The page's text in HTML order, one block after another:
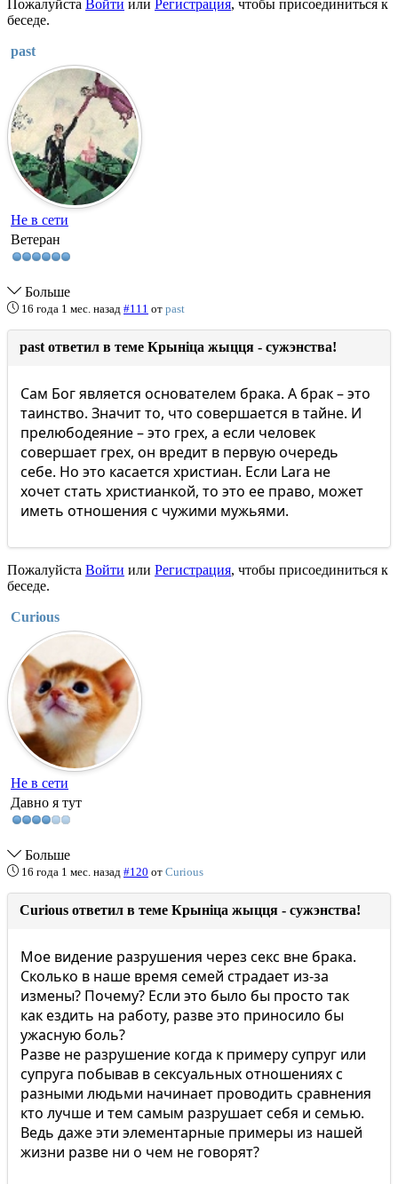
Пожалуйста Войти или Регистрация, чтобы присоединиться к
беседе.
past
Не в сети
Ветеран
Больше
16 года 1 мес. назад #111 от past
past ответил в теме Крыніца жыцця - сужэнства!
Сам Бог является основателем брака. А брак – это
таинство. Значит то, что совершается в тайне. И
прелюбодеяние – это грех, а если человек
совершает грех, он вредит в первую очередь
себе. Но это касается христиан. Если Lara не
хочет стать христианкой, то это ее право, может
иметь отношения с чужими мужьями.
Пожалуйста Войти или Регистрация, чтобы присоединиться к
беседе.
Curious
Не в сети
Давно я тут
Больше
16 года 1 мес. назад #120 от Curious
Curious ответил в теме Крыніца жыцця - сужэнства!
Мое видение разрушения через секс вне брака.
Сколько в наше время семей страдает из-за
измены? Почему? Если это было бы просто так
как ездить на работу, разве это приносило бы
ужасную боль?
Разве не разрушение когда к примеру супруг или
супруга побывав в сексуальных отношениях с
разными людьми начинает проводить сравнения
кто лучше и тем самым разрушает себя и семью.
Ведь даже эти элементарные примеры из нашей
жизни разве ни о чем не говорят?